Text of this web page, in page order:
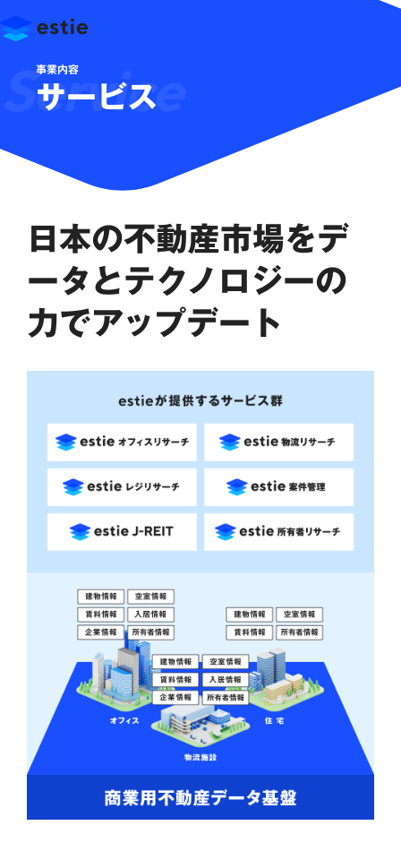
事業内容
サービス
日本の不動産市場をデ
ータとテクノロジーの
力でアップデート